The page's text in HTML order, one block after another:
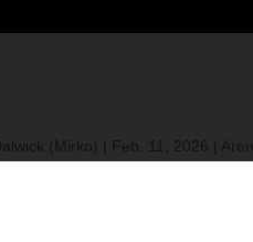
(Mirko) Feb. 11, 2026 Aren